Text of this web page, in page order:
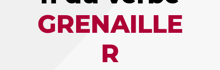
GRENAILLE
R